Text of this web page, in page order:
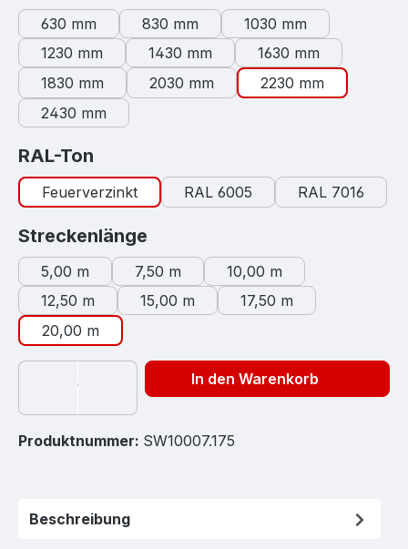
630 mm 830 mm
1030 mm
1230 mm
1430 mm
1630 mm
1830 mm
2030 mm
2230 mm
2430 mm
RAL-Ton
Feuerverzinkt RAL 6005 RAL 7016
Streckenlänge
5,00 m 7,50 m
10,00 m
12,50 m
15,00 m
17,50 m
20,00 m
In den Warenkorb
Produktnummer: SW10007.175
Beschreibung